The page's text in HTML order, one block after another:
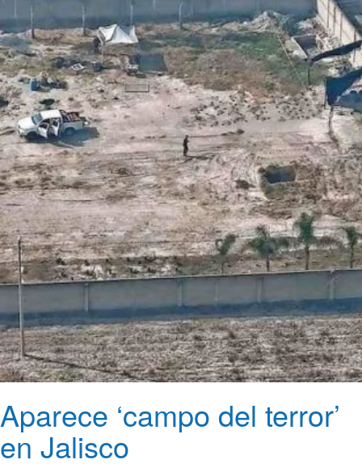
Aparece ‘campo del terror’
en Jalisco